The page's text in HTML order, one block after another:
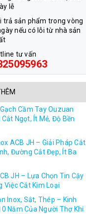
lễ
trả sản phẩm trong vòng
nếu có lỗi từ nhà sản
tư vấn
Cầm Tay Ouzuan
Ngọt, Ít Mẻ, Độ Bền
ACB JH – Giải Pháp Cắt
Đường Cắt Đẹp, Ít Ba
JH – Lựa Chọn Tin Cậy
Việc Cắt Kim Loại
Inox, Sắt, Thép – Kinh
Năm Của Người Thợ Khi